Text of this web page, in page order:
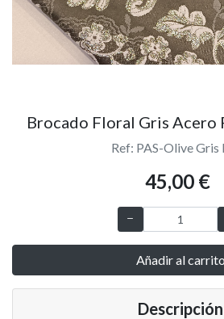
Brocado Floral Gris Acero
Ref: PAS-Olive Gris
45,00 €
Añadir al carrito
Descripción